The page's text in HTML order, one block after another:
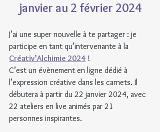
janvier au 2 février 2024
J’ai une super nouvelle à te partager : je
participe en tant qu’intervenante à la
Créativ’Alchimie 2024 !
C’est un évènement en ligne dédié à
l’expression créative dans les carnets. Il
débutera à partir du 22 janvier 2024, avec
22 ateliers en live animés par 21
personnes inspirantes.